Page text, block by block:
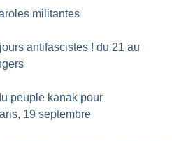
militantes
antifascistes ! du 21 au
peuple kanak pour
19 septembre